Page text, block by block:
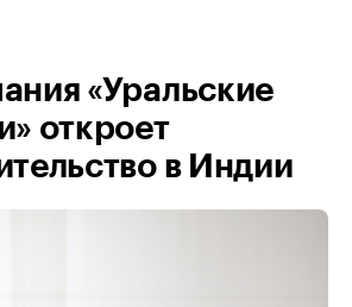
«Уральские
откроет
в Индии